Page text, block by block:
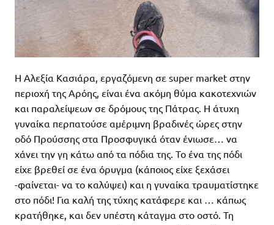
H Αλεξία Κασιάρα, εργαζόμενη σε super market στην
περιοχή της Αρόης, είναι ένα ακόμη θύμα κακοτεχνιών
και παραλείψεων σε δρόμους της Πάτρας. Η άτυχη
γυναίκα περπατούσε αμέριμνη βραδινές ώρες στην
οδό Προύσσης στα Προσφυγικά όταν ένιωσε… να
χάνει την γη κάτω από τα πόδια της. Το ένα της πόδι
είχε βρεθεί σε ένα όρυγμα (κάποιος είχε ξεχάσει
-φαίνεται- να το καλύψει) και η γυναίκα τραυματίστηκε
στο πόδι! Για καλή της τύχης κατάφερε και … κάπως
κρατήθηκε, και δεν υπέστη κάταγμα στο οστό. Τη